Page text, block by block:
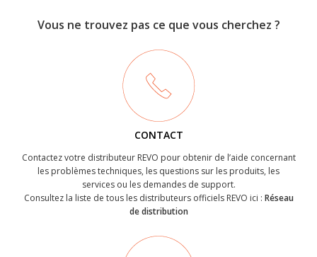
Vous ne trouvez pas ce que vous cherchez ?
CONTACT
Contactez votre distributeur REVO pour obtenir de l’aide concernant
les problèmes techniques, les questions sur les produits, les
services ou les demandes de support.
Consultez la liste de tous les distributeurs officiels REVO ici : Réseau
de distribution